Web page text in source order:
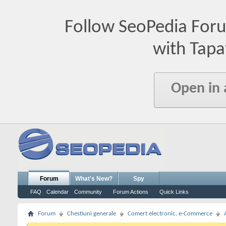
Follow SeoPedia
with
Open in
Forum
FAQ Calendar Community Forum Actions Quick Links
What's New? Spy
Forum Chestiuni generale Comert electronic, e-Commerce